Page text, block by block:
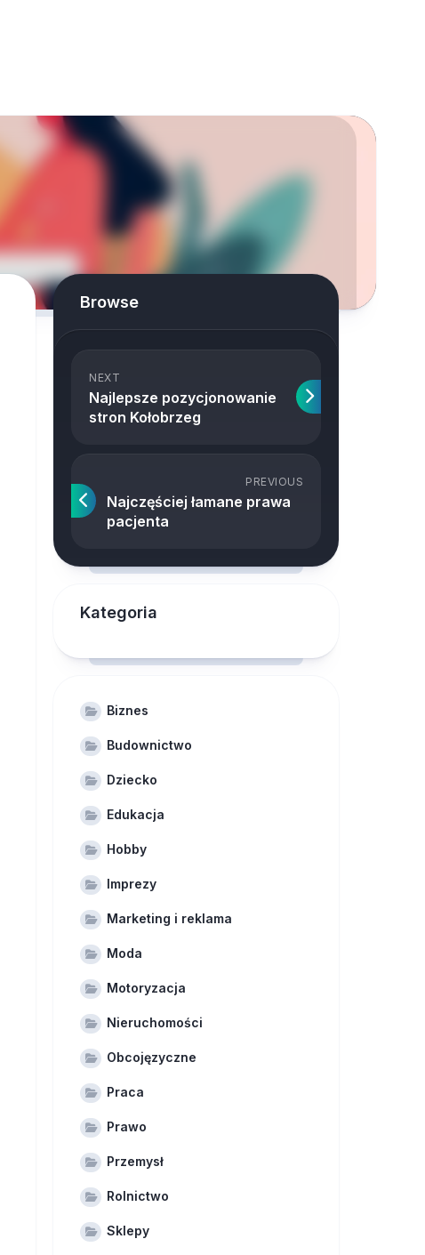
Browse
NEXT
Najlepsze pozycjonowanie
stron Kołobrzeg
PREVIOUS
Najczęściej łamane prawa
pacjenta
Kategoria
Biznes
Budownictwo
Dziecko
Edukacja
Hobby
Imprezy
Marketing i reklama
Moda
Motoryzacja
Nieruchomości
Obcojęzyczne
Praca
Prawo
Przemysł
Rolnictwo
Sklepy